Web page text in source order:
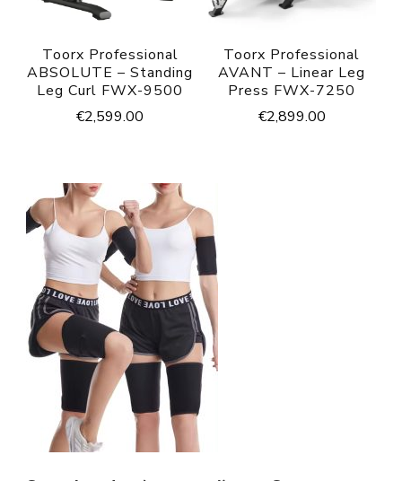
Toorx Professional
ABSOLUTE – Standing
Leg Curl FWX-9500
€2,599.00
Toorx Professional
AVANT – Linear Leg
Press FWX-7250
€2,899.00